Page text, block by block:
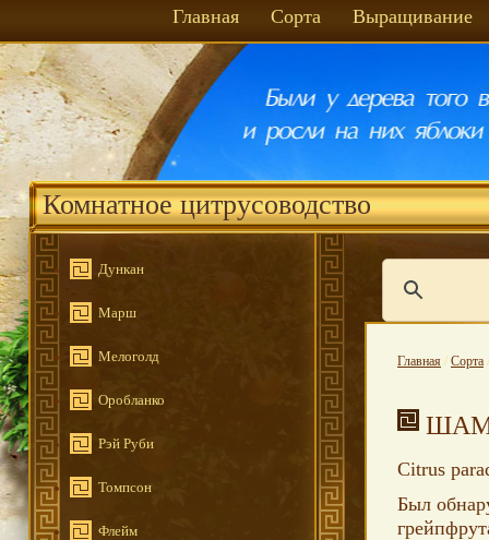
Главная Сорта Выращивание
Комнатное цитрусоводство
Дункан
Марш
Мелоголд
Оробланко
Рэй Руби
Томпсон
Флейм
Главная / Сорта
Citrus
Был